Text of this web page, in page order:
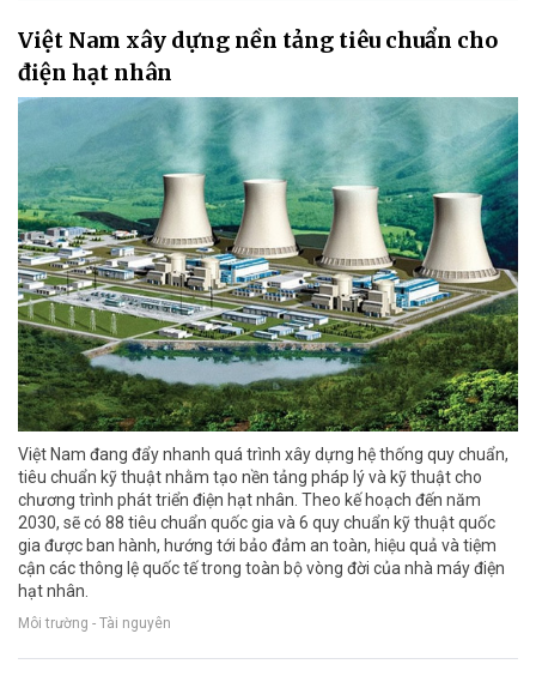
Việt Nam xây dựng nền tảng tiêu chuẩn cho
điện hạt nhân
Việt Nam đang đẩy nhanh quá trình xây dựng hệ thống quy chuẩn,
tiêu chuẩn kỹ thuật nhằm tạo nền tảng pháp lý và kỹ thuật cho
chương trình phát triển điện hạt nhân. Theo kế hoạch đến năm
2030, sẽ có 88 tiêu chuẩn quốc gia và 6 quy chuẩn kỹ thuật quốc
gia được ban hành, hướng tới bảo đảm an toàn, hiệu quả và tiệm
cận các thông lệ quốc tế trong toàn bộ vòng đời của nhà máy điện
hạt nhân.
Môi trường - Tài nguyên